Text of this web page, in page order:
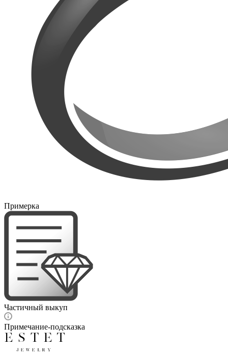
Примерка
Частичный выкуп
Примечание-подсказка